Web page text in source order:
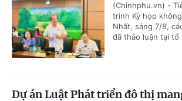
(Chinhphu.vn) -
trình Kỳ họp
Nhất, sáng 7/8,
đã thảo luận tại tổ
Dự án Luật Phát triển đô thị